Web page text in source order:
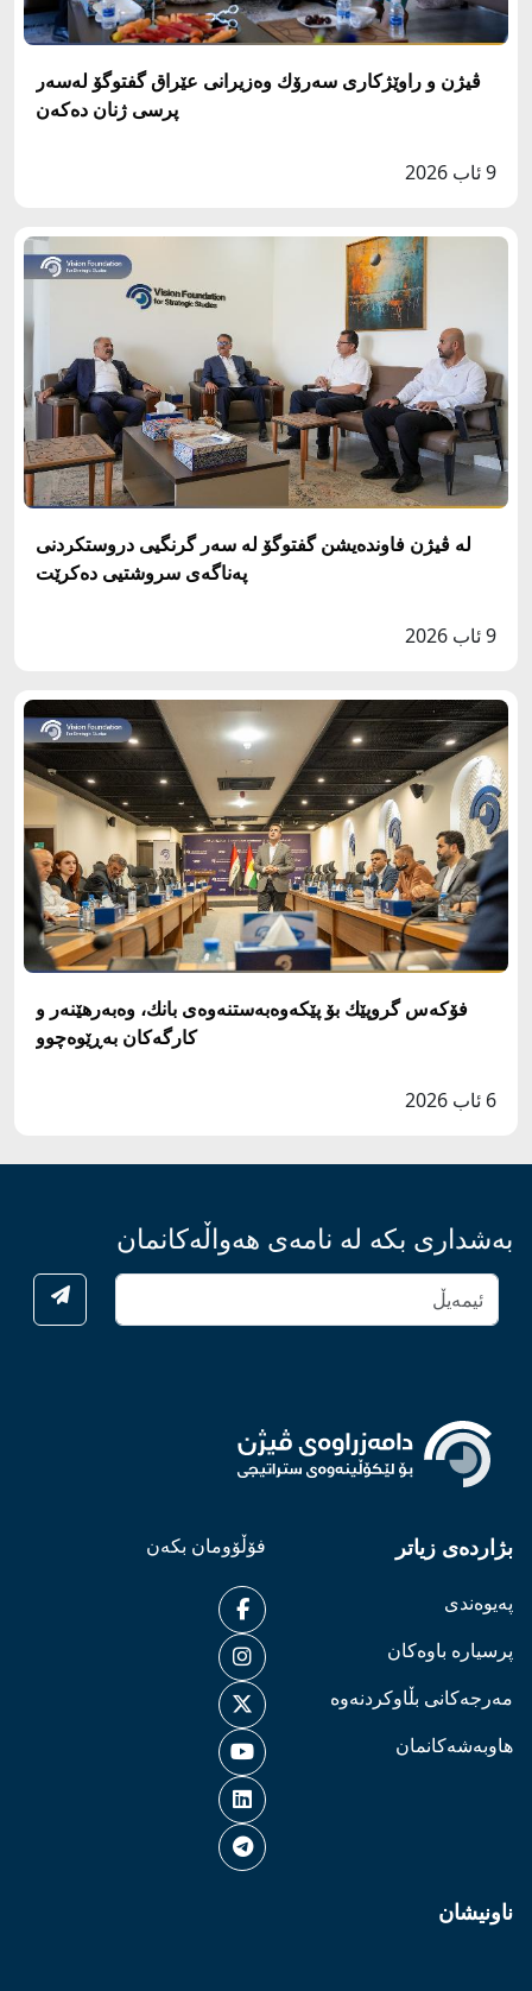
ڤيژن و راوێژكارى سه‌رۆك وه‌زيرانى عێراق گفتوگۆ له‌سەر
پرسى ژنان دەکەن
9 ئاب 2026
له‌ ڤيژن فاونده‌يشن گفتوگۆ لە سەر گرنگيى دروستكردنى
په‌ناگه‌ى سروشتيى دەکرێت
9 ئاب 2026
فۆكه‌س گروپێك بۆ پێكه‌وه‌به‌ستنه‌وه‌ى بانك، وه‌به‌رهێنه‌ر و
كارگه‌كان به‌ڕێوه‌چوو
6 ئاب 2026
بەشداری بکە لە نامەی هەواڵەکانمان
بژاردەی زیاتر
پەیوەندی
پرسیارە باوەکان
مەرجەکانی بڵاوکردنەوە
هاوبەشەکانمان
فۆڵۆومان بکەن
ناونیشان